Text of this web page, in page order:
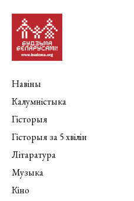
Навіны
Калумністыка
Гісторыя
Гісторыя за 5 хвілін
Літаратура
Музыка
Кіно